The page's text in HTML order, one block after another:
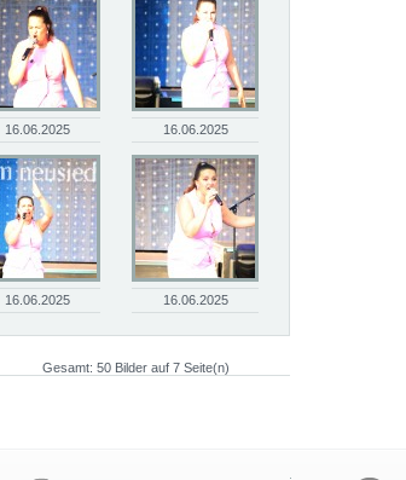
16.06.2025 16.06.2025
16.06.2025 16.06.2025
Gesamt: 50 Bilder auf 7 Seite(n)